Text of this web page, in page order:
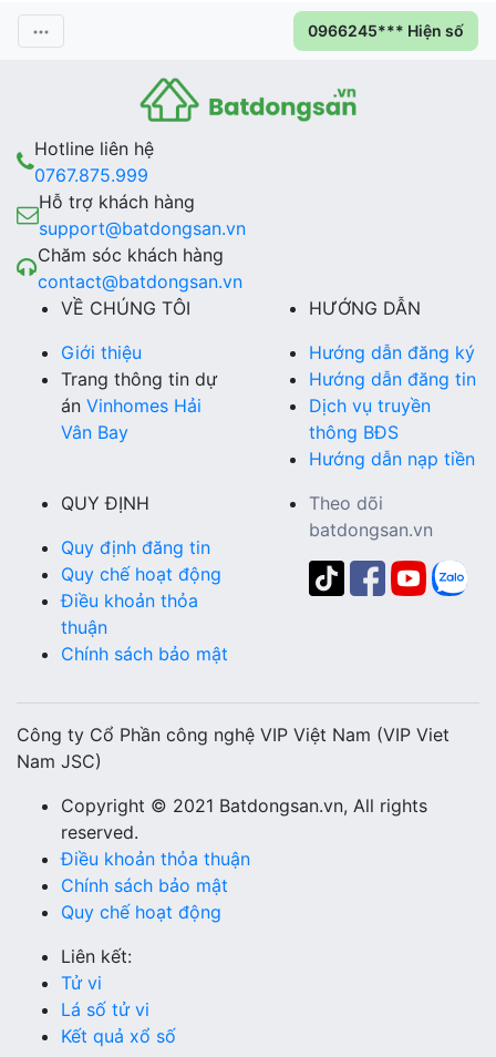
0966245*** Hiện số
Hotline liên hệ
0767.875.999
Hỗ trợ khách hàng
support@batdongsan.vn
Chăm sóc khách hàng
contact@batdongsan.vn
VỀ CHÚNG TÔI
Giới thiệu
Trang thông tin dự
án Vinhomes Hải
Vân Bay
HƯỚNG DẪN
Hướng dẫn đăng ký
Hướng dẫn đăng tin
Dịch vụ truyền
thông BĐS
Hướng dẫn nạp tiền
QUY ĐỊNH
Quy định đăng tin
Quy chế hoạt động
Điều khoản thỏa
thuận
Chính sách bảo mật
Theo dõi
batdongsan.vn
Công ty Cổ Phần công nghệ VIP Việt Nam (VIP Viet
Nam JSC)
Copyright © 2021 Batdongsan.vn, All rights
reserved.
Điều khoản thỏa thuận
Chính sách bảo mật
Quy chế hoạt động
Liên kết:
Tử vi
Lá số tử vi
Kết quả xổ số